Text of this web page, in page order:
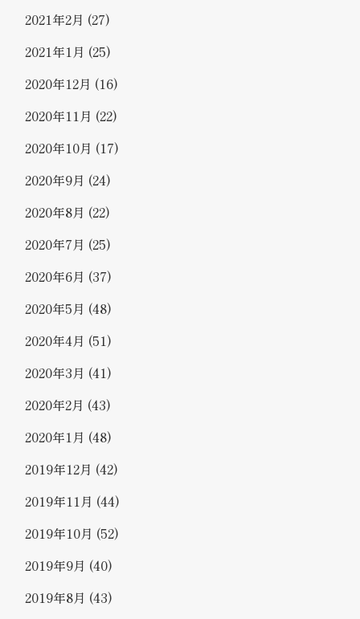
2021年2月 (27)
2021年1月 (25)
2020年12月 (16)
2020年11月 (22)
2020年10月 (17)
2020年9月 (24)
2020年8月 (22)
2020年7月 (25)
2020年6月 (37)
2020年5月 (48)
2020年4月 (51)
2020年3月 (41)
2020年2月 (43)
2020年1月 (48)
2019年12月 (42)
2019年11月 (44)
2019年10月 (52)
2019年9月 (40)
2019年8月 (43)